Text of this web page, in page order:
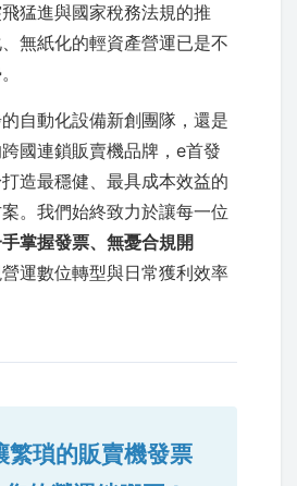
猛進與國家稅務法規的推
無紙化的輕資產營運已是不
自動化設備新創團隊，還是
國連鎖販賣機品牌，e首發
造最穩健、最具成本效益的
。我們始終致力於讓每一位
手掌握發票、無憂合規開
營運數位轉型與日常獲利效率
繁瑣的販賣機發票